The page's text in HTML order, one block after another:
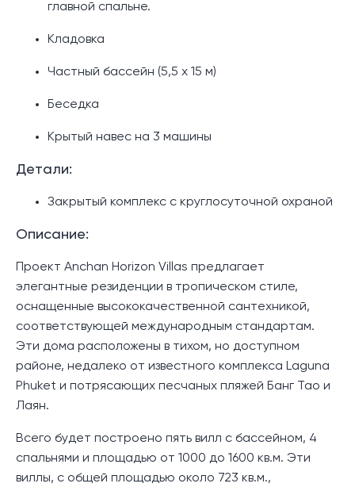
главной спальне.
Кладовка
Частный бассейн (5,5 х 15 м)
Беседка
Крытый навес на 3 машины
Детали:
Закрытый комплекс с круглосуточной охраной
Описание:
Проект Anchan Horizon Villas предлагает
элегантные резиденции в тропическом стиле,
оснащенные высококачественной сантехникой,
соответствующей международным стандартам.
Эти дома расположены в тихом, но доступном
районе, недалеко от известного комплекса Laguna
Phuket и потрясающих песчаных пляжей Банг Тао и
Лаян.
Всего будет построено пять вилл с бассейном, 4
спальнями и площадью от 1000 до 1600 кв.м. Эти
виллы, с общей площадью около 723 кв.м.,